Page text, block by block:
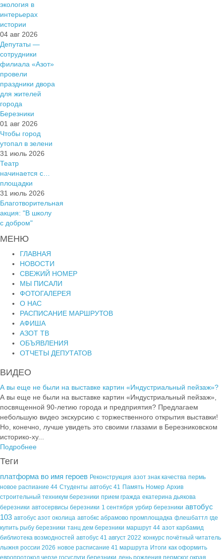
экология в
интерьерах
истории
04 авг 2026
Депутаты —
сотрудники
филиала «Азот»
провели
праздники двора
для жителей
города
Березники
01 авг 2026
Чтобы город
утопал в зелени
31 июль 2026
Театр
начинается с…
площадки
31 июль 2026
Благотворительная
акция: "В школу
с добром"
МЕНЮ
ГЛАВНАЯ
НОВОСТИ
СВЕЖИЙ НОМЕР
МЫ ПИСАЛИ
ФОТОГАЛЕРЕЯ
О НАС
РАСПИСАНИЕ МАРШРУТОВ
АФИША
АЗОТ ТВ
ОБЪЯВЛЕНИЯ
ОТЧЕТЫ ДЕПУТАТОВ
ВИДЕО
А вы еще не были на выставке картин «Индустриальный пейзаж»?
А вы еще не были на выставке картин «Индустриальный пейзаж»,
посвященной 90-летию города и предприятия? Предлагаем
небольшую видео экскурсию с торжественного открытия выставки!
Но, конечно, лучше увидеть это своими глазами в Березниковском
историко-ху...
Подробнее
Теги
платформа во имя героев Реконструкция азот знак качества пермь
новое распиание 44 Студенты автобус 41 Память Номер Архив
строительный техникум березники прием гражда екатерина дьякова
березники автосервисы березники 1 сентября урбир березники автобус
103 автобус азот околица автобкс абрамово промплощадка флешбаттл где
купить рыбу березники танц дем березники маршрут 44 азот карбамид
библиотека возмодностей автобус 41 август 2022 конкурс почётный читатель
лыжня россии 2026 новое расписание 41 маршрута Итоги как оформить
европротокол черзе госуслуги березники день рождения пермског окрая